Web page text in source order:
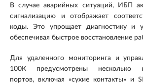
В случае аварийных ситуаций, ИБП
сигнализацию и отображает
коды. Это упрощает диагностику и
обеспечивая быстрое восстановление
Для удаленного мониторинга и
100K предусмотрены несколько
портов, включая «сухие контакты» и